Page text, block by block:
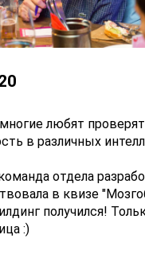
любят
в различных
отдела
в квизе
получился!
:)